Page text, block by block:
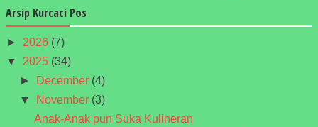
Arsip Kurcaci Pos
► 2026 (7)
▼ 2025 (34)
►
December (4)
▼
November (3)
Anak-Anak pun Suka Kulineran